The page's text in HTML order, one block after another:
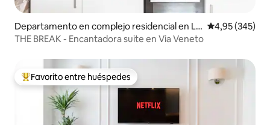
Departamento en complejo residencial en Lu
dovisi
Calificación
4,95 (345)
THE BREAK - Encantadora suite en Via Veneto
Favorito entre los huéspedes más destacados
Favorito entre huéspedes